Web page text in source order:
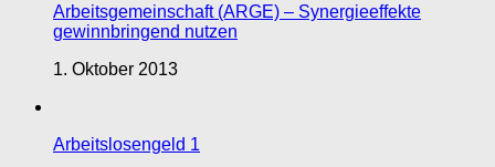
Arbeitsgemeinschaft (ARGE) – Synergieeffekte
gewinnbringend nutzen
1. Oktober 2013
Arbeitslosengeld 1